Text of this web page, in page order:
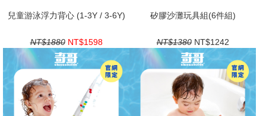
兒童游泳浮力背心 (1-3Y / 3-6Y)
NT$1880 NT$1598
矽膠沙灘玩具組(6件組)
NT$1380 NT$1242